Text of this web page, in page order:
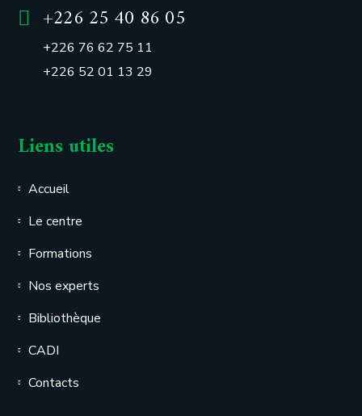
+226 25 40 86 05
+226 76 62 75 11
+226 52 01 13 29
Liens utiles
Accueil
Le centre
Formations
Nos experts
Bibliothèque
CADI
Contacts